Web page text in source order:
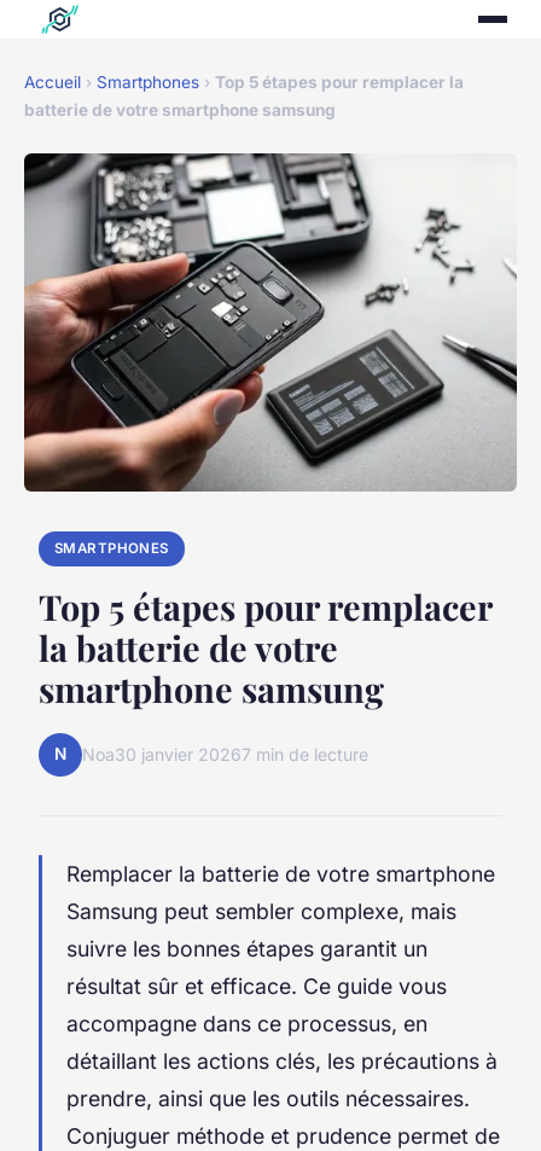
Accueil › Smartphones › Top 5 étapes pour remplacer la
batterie de votre smartphone samsung
SMARTPHONES
Top 5 étapes pour remplacer
la batterie de votre
smartphone samsung
N Noa30 janvier 20267 min de lecture
Remplacer la batterie de votre smartphone
Samsung peut sembler complexe, mais
suivre les bonnes étapes garantit un
résultat sûr et efficace. Ce guide vous
accompagne dans ce processus, en
détaillant les actions clés, les précautions à
prendre, ainsi que les outils nécessaires.
Conjuguer méthode et prudence permet de